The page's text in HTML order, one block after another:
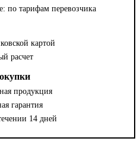
по тарифам перевозчика
картой
расчет
продукция
гарантия
14 дней